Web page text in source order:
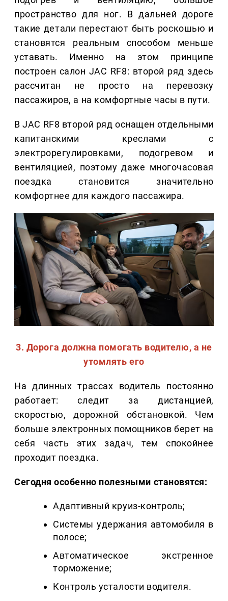
пространство для ног. В дальней дороге
такие детали перестают быть роскошью и
становятся реальным способом меньше
уставать. Именно на этом принципе
построен салон JAC RF8: второй ряд здесь
рассчитан не просто на перевозку
пассажиров, а на комфортные часы в пути.
В JAC RF8 второй ряд оснащен отдельными
капитанскими креслами с
электрорегулировками, подогревом и
вентиляцией, поэтому даже многочасовая
поездка становится значительно
комфортнее для каждого пассажира.
3. Дорога должна помогать водителю, а не
утомлять его
На длинных трассах водитель постоянно
работает: следит за дистанцией,
скоростью, дорожной обстановкой. Чем
больше электронных помощников берет на
себя часть этих задач, тем спокойнее
проходит поездка.
Сегодня особенно полезными становятся:
Адаптивный круиз-контроль;
Системы удержания автомобиля в
полосе;
Автоматическое экстренное
торможение;
Контроль усталости водителя.